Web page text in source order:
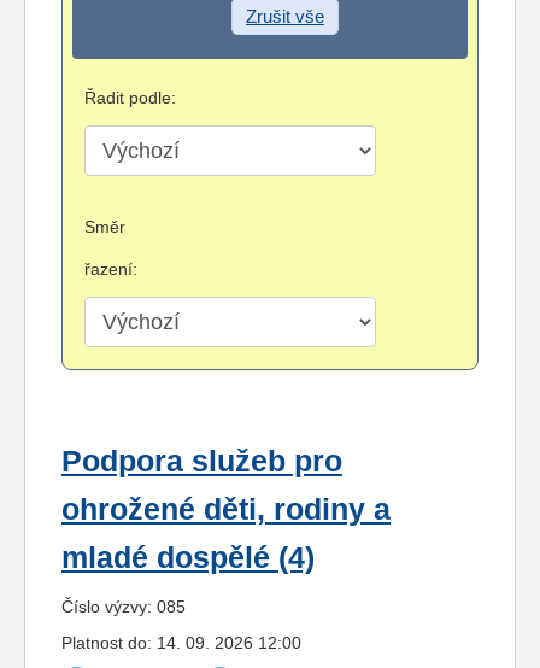
Zrušit vše
Řadit podle:
Směr
řazení:
Podpora služeb pro
ohrožené děti, rodiny a
mladé dospělé (4)
Číslo výzvy: 085
Platnost do: 14. 09. 2026 12:00